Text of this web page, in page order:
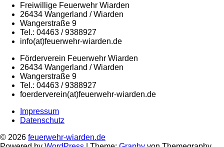
Freiwillige Feuerwehr Wiarden
26434 Wangerland / Wiarden
Wangerstraße 9
Tel.: 04463 / 9388927
info(at)feuerwehr-wiarden.de
Förderverein Feuerwehr Wiarden
26434 Wangerland / Wiarden
Wangerstraße 9
Tel.: 04463 / 9388927
foerderverein(at)feuerwehr-wiarden.de
Impressum
Datenschutz
© 2026 feuerwehr-wiarden.de